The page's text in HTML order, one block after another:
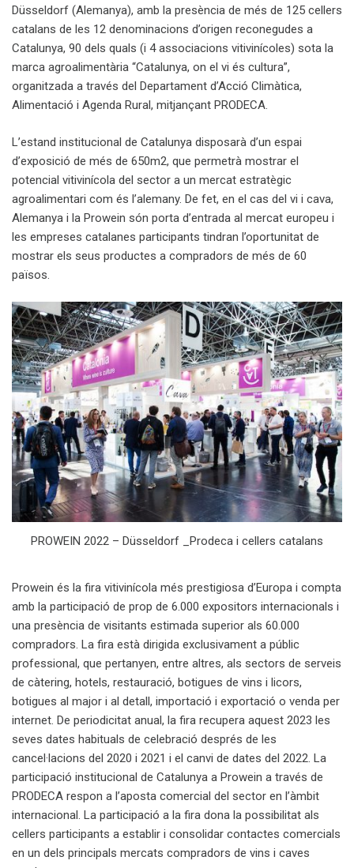
Düsseldorf (Alemanya), amb la presència de més de 125 cellers
catalans de les 12 denominacions d’origen reconegudes a
Catalunya, 90 dels quals (i 4 associacions vitivinícoles) sota la
marca agroalimentària “Catalunya, on el vi és cultura”,
organitzada a través del Departament d’Acció Climàtica,
Alimentació i Agenda Rural, mitjançant PRODECA.
L’estand institucional de Catalunya disposarà d’un espai
d’exposició de més de 650m2, que permetrà mostrar el
potencial vitivinícola del sector a un mercat estratègic
agroalimentari com és l’alemany. De fet, en el cas del vi i cava,
Alemanya i la Prowein són porta d’entrada al mercat europeu i
les empreses catalanes participants tindran l’oportunitat de
mostrar els seus productes a compradors de més de 60
països.
PROWEIN 2022 – Düsseldorf _Prodeca i cellers catalans
Prowein és la fira vitivinícola més prestigiosa d’Europa i compta
amb la participació de prop de 6.000 expositors internacionals i
una presència de visitants estimada superior als 60.000
compradors. La fira està dirigida exclusivament a públic
professional, que pertanyen, entre altres, als sectors de serveis
de càtering, hotels, restauració, botigues de vins i licors,
botigues al major i al detall, importació i exportació o venda per
internet. De periodicitat anual, la fira recupera aquest 2023 les
seves dates habituals de celebració després de les
cancel·lacions del 2020 i 2021 i el canvi de dates del 2022. La
participació institucional de Catalunya a Prowein a través de
PRODECA respon a l’aposta comercial del sector en l’àmbit
internacional. La participació a la fira dona la possibilitat als
cellers participants a establir i consolidar contactes comercials
en un dels principals mercats compradors de vins i caves